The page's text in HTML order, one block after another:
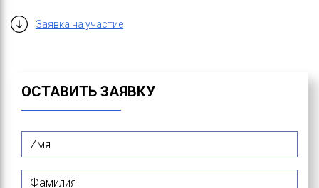
Заявка на участие
ОСТАВИТЬ ЗАЯВКУ